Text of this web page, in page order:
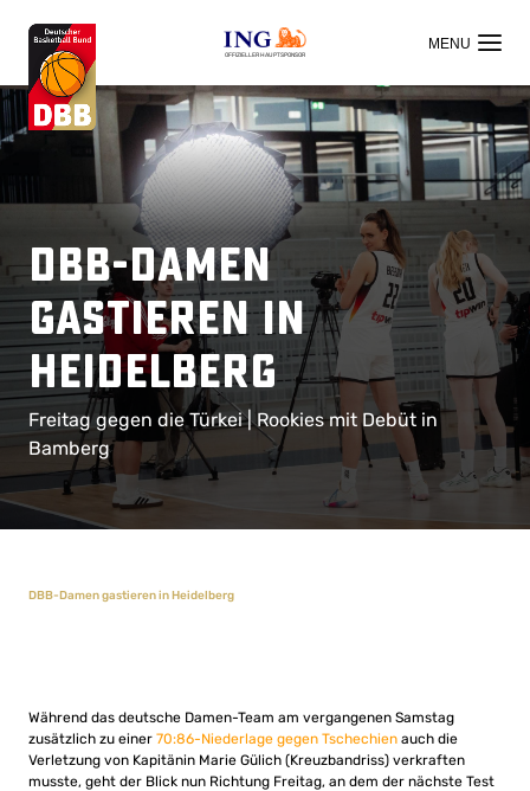
OFFIZIELLER HAUPTSPONSOR
DBB-Damen
gastieren in
Heidelberg
Freitag gegen die Türkei | Rookies mit Debüt in
Bamberg
DBB-Damen gastieren in Heidelberg
Während das deutsche Damen-Team am vergangenen Samstag
zusätzlich zu einer 70:86-Niederlage gegen Tschechien auch die
Verletzung von Kapitänin Marie Gülich (Kreuzbandriss) verkraften
musste, geht der Blick nun Richtung Freitag, an dem der nächste Test